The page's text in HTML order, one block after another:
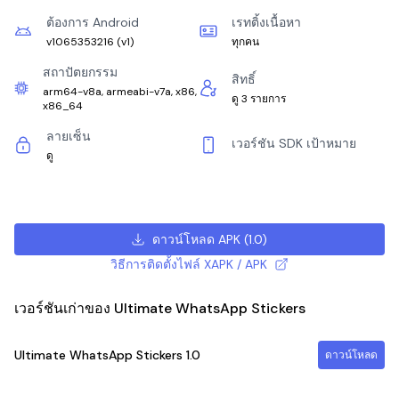
ต้องการ Android
v1065353216 (v1)
เรทติ้งเนื้อหา
ทุกคน
สถาปัตยกรรม
arm64-v8a, armeabi-v7a, x86,
x86_64
สิทธิ์
ดู 3 รายการ
ลายเซ็น
ดู
เวอร์ชัน SDK เป้าหมาย
ดาวน์โหลด APK (1.0)
วิธีการติดตั้งไฟล์ XAPK / APK
เวอร์ชันเก่าของ Ultimate WhatsApp Stickers
Ultimate WhatsApp Stickers 1.0 ดาวน์โหลด